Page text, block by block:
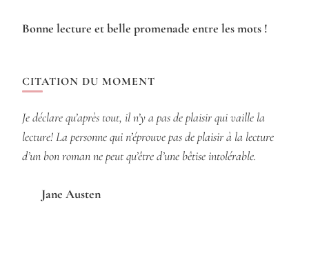
Bonne lecture et belle promenade entre les mots !
CITATION DU MOMENT
Je déclare qu’après tout, il n’y a pas de plaisir qui vaille la
lecture! La personne qui n’éprouve pas de plaisir à la lecture
d’un bon roman ne peut qu’être d’une bêtise intolérable.
Jane Austen